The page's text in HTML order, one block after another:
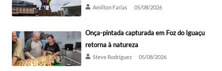
Amilton Farias 05/08/2026
Onça-pintada capturada em Foz do Iguaçu
retorna à natureza
Steve Rodríguez 05/08/2026